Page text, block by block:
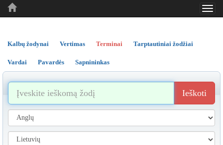
..
..
Kalbų žodynai Vertimas Terminai Tarptautiniai žodžiai
Vardai Pavardės Sapnininkas
Ieškoti